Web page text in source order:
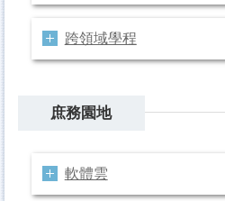
跨領域學程
庶務園地
軟體雲